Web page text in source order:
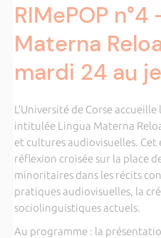
RIMePOP n°4
Materna
mardi 24 au
L’Université de Corse
intitulée Lingua Materna
et cultures audiovisuelles.
réflexion croisée sur la place
minoritaires dans les récits
pratiques audiovisuelles, la
sociolinguistiques actuels.
Au programme : la